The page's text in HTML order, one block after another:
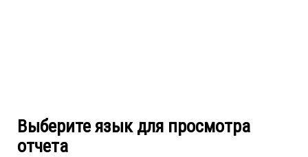
Выберите язык для просмотра
отчета